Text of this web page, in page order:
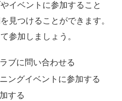
イベントに参加すること
見つけることができます。
参加しましょう。
ブに問い合わせる
ングイベントに参加する
する